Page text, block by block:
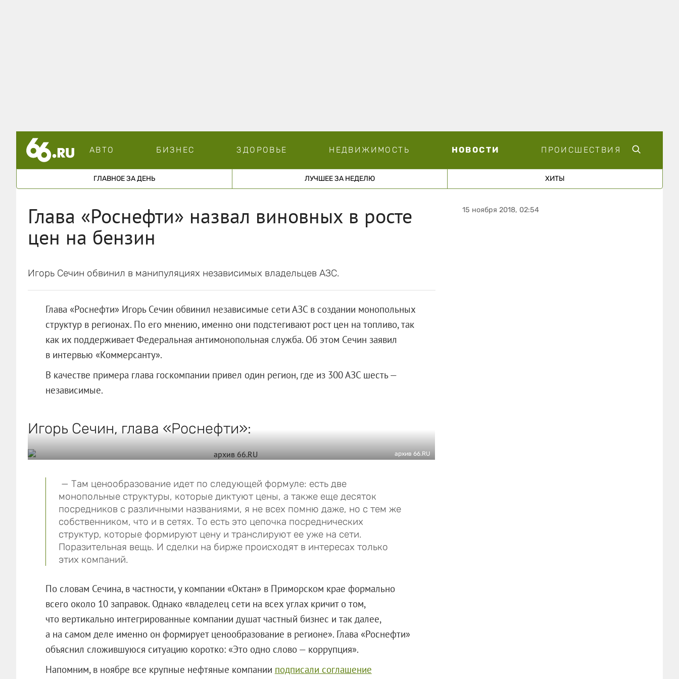
АВТО БИЗНЕС ЗДОРОВЬЕ НЕДВИЖИМОСТЬ НОВОСТИ ПРОИСШЕСТВИЯ
ГЛАВНОЕ ЗА ДЕНЬ ЛУЧШЕЕ ЗА НЕДЕЛЮ ХИТЫ
Глава «Роснефти» назвал виновных в росте
цен на бензин
Игорь Сечин обвинил в манипуляциях независимых владельцев АЗС.
Глава «Роснефти» Игорь Сечин обвинил независимые сети АЗС в создании монопольных
структур в регионах. По его мнению, именно они подстегивают рост цен на топливо, так
как их поддерживает Федеральная антимонопольная служба. Об этом Сечин заявил
в интервью «Коммерсанту».
В качестве примера глава госкомпании привел один регион, где из 300 АЗС шесть —
независимые.
Игорь Сечин, глава «Роснефти»:
архив 66.RU
— Там ценообразование идет по следующей формуле: есть две
монопольные структуры, которые диктуют цены, а также еще десяток
посредников с различными названиями, я не всех помню даже, но с тем же
собственником, что и в сетях. То есть это цепочка посреднических
структур, которые формируют цену и транслируют ее уже на сети.
Поразительная вещь. И сделки на бирже происходят в интересах только
этих компаний.
По словам Сечина, в частности, у компании «Октан» в Приморском крае формально
всего около 10 заправок. Однако «владелец сети на всех углах кричит о том,
что вертикально интегрированные компании душат частный бизнес и так далее,
а на самом деле именно он формирует ценообразование в регионе». Глава «Роснефти»
объяснил сложившуюся ситуацию коротко: «Это одно слово — коррупция».
Напомним, в ноябре все крупные нефтяные компании подписали соглашение
15 ноября 2018, 02:54